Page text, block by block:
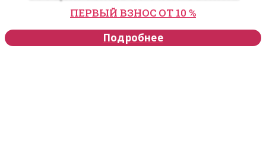
ПЕРВЫЙ ВЗНОС ОТ 10 %
Подробнее